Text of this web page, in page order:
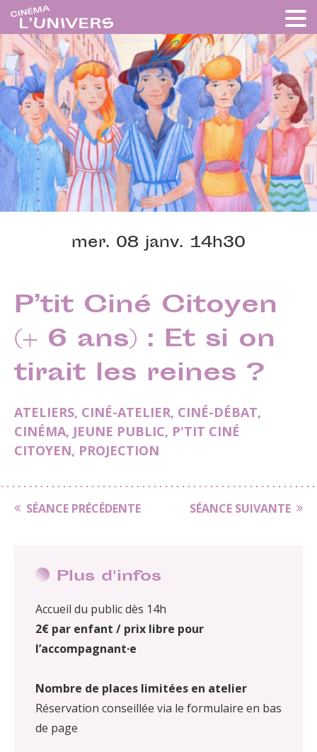
mer. 08 janv. 14h30
P’tit Ciné Citoyen
(+ 6 ans) : Et si on
tirait les reines ?
ATELIERS, CINÉ-ATELIER, CINÉ-DÉBAT,
CINÉMA, JEUNE PUBLIC, P'TIT CINÉ
CITOYEN, PROJECTION
SÉANCE PRÉCÉDENTE SÉANCE SUIVANTE
Plus d'infos
Accueil du public dès 14h
2€ par enfant / prix libre pour
l’accompagnant·e
Nombre de places limitées en atelier
Réservation conseillée via le formulaire en bas
de page